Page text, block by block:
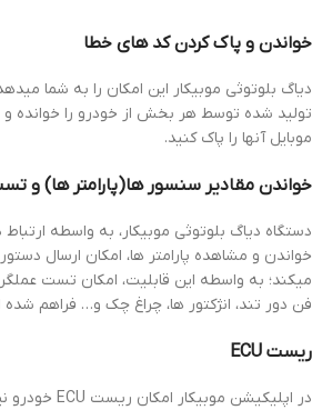
خواندن و پاک کردن کد های خطا
تولید شده توسط هر بخش از خودرو را خوانده
موبایل آنها را پاک کنید.
خواندن مقادیر سنسور ها(پارامتر ها) و
دستگاه دیاگ بلوتوثی موبیکار، به واسطه ارتباط
فن دور تند، انژکتور ها، چراغ چک و… فراهم
ریست ECU
در اپلیکیشن موبیکار امکان ریست ECU خودرو نیز فراهم شده است.